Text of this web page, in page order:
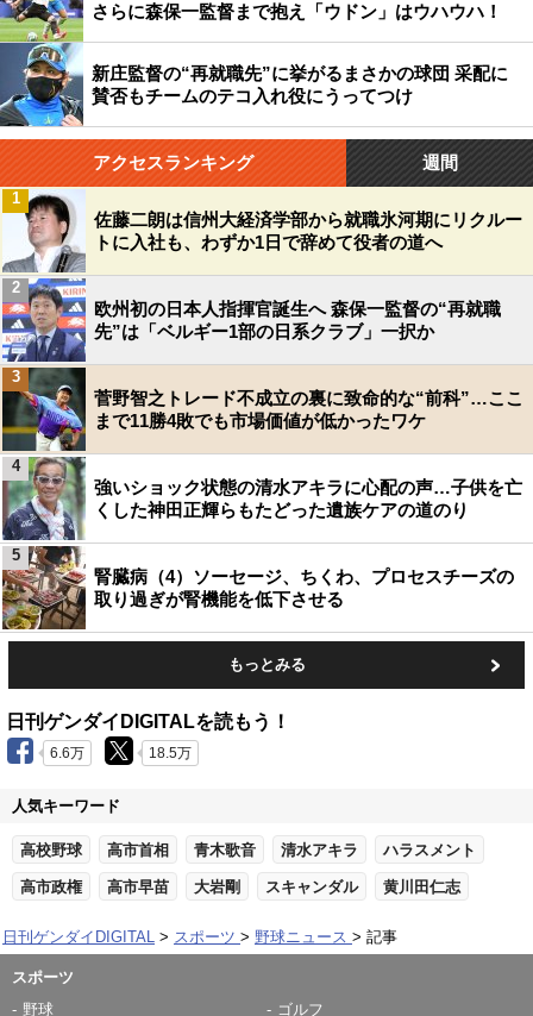
さらに森保一監督まで抱え「ウドン」はウハウハ！
新庄監督の“再就職先”に挙がるまさかの球団 采配に
賛否もチームのテコ入れ役にうってつけ
アクセスランキング 週間
佐藤二朗は信州大経済学部から就職氷河期にリクルー
トに入社も、わずか1日で辞めて役者の道へ
1
欧州初の日本人指揮官誕生へ 森保一監督の“再就職
先”は「ベルギー1部の日系クラブ」一択か
2
菅野智之トレード不成立の裏に致命的な“前科”…ここ
まで11勝4敗でも市場価値が低かったワケ
3
強いショック状態の清水アキラに心配の声…子供を亡
くした神田正輝らもたどった遺族ケアの道のり
4
腎臓病（4）ソーセージ、ちくわ、プロセスチーズの
取り過ぎが腎機能を低下させる
5
もっとみる
日刊ゲンダイDIGITALを読もう！
6.6万 18.5万
人気キーワード
高校野球 高市首相 青木歌音 清水アキラ ハラスメント
高市政権 高市早苗 大岩剛 スキャンダル 黄川田仁志
日刊ゲンダイDIGITAL スポーツ 野球ニュース 記事
スポーツ
野球
ゴルフ